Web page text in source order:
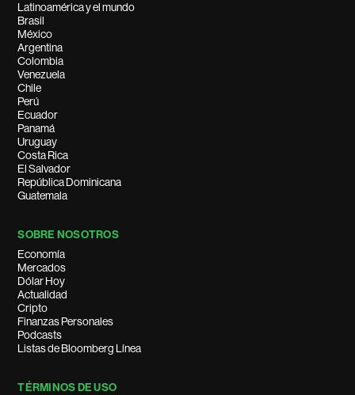
Latinoamérica y el mundo
Brasil
México
Argentina
Colombia
Venezuela
Chile
Perú
Ecuador
Panamá
Uruguay
Costa Rica
El Salvador
República Dominicana
Guatemala
SOBRE NOSOTROS
Economía
Mercados
Dólar Hoy
Actualidad
Cripto
Finanzas Personales
Podcasts
Listas de Bloomberg Línea
TÉRMINOS DE USO